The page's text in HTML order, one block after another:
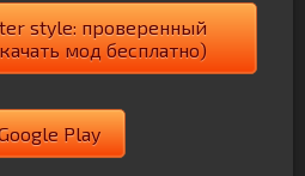
style: проверенный
мод бесплатно)
Play